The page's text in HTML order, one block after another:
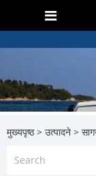
मुख्यपृष्ठ > उत्पादने >